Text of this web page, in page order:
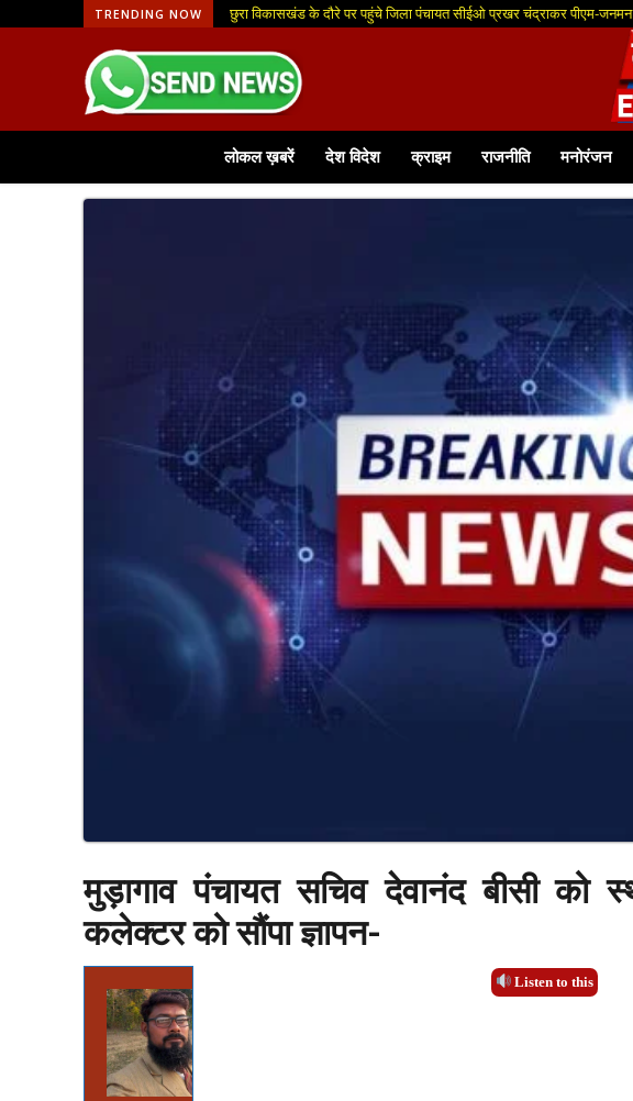
TRENDING NOW छुरा विकासखंड के दौरे पर पहुंचे जिला पंचायत सीईओ प्रखर चंद्राकर पीएम-जनमन
लोकल ख़बरें देश विदेश क्राइम राजनीति मनोरंजन
मुड़ागाव पंचायत सचिव देवानंद बीसी को
कलेक्टर को सौंपा ज्ञापन-
Listen to this